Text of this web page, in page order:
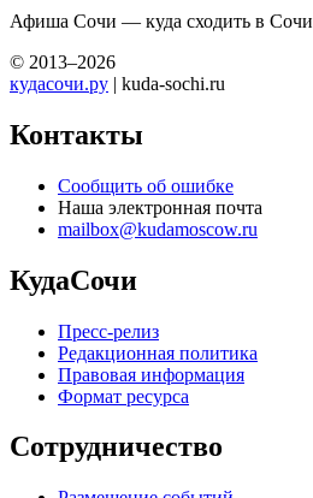
Афиша Сочи — куда сходить в Сочи
© 2013–2026
кудасочи.ру | kuda-sochi.ru
Контакты
Сообщить об ошибке
Наша электронная почта
mailbox@kudamoscow.ru
КудаСочи
Пресс-релиз
Редакционная политика
Правовая информация
Формат ресурса
Сотрудничество